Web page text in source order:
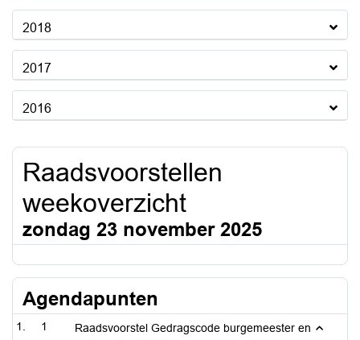
2018
2017
2016
Raadsvoorstellen
weekoverzicht
zondag 23 november 2025
Agendapunten
1
Raadsvoorstel Gedragscode burgemeester en